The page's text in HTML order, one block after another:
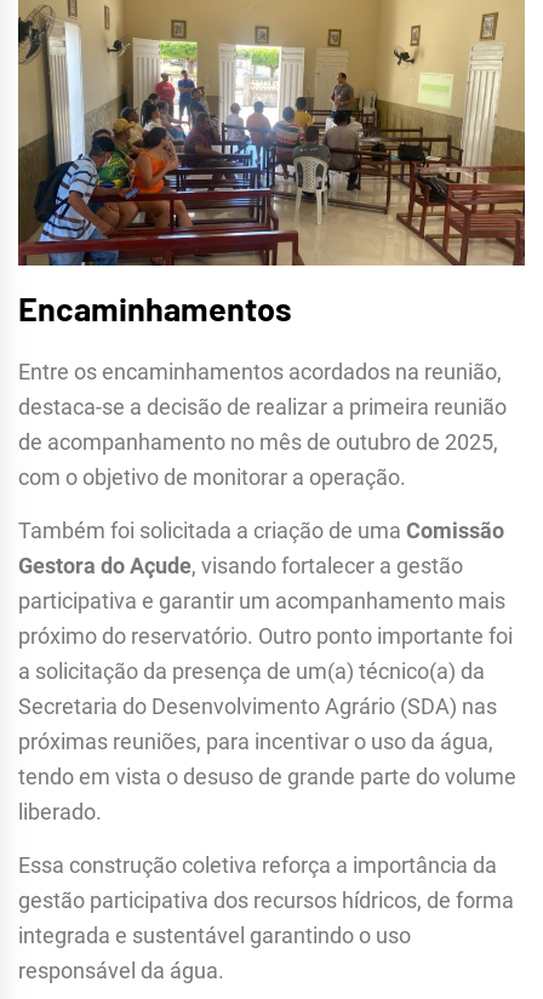
Encaminhamentos
Entre os encaminhamentos acordados na reunião,
destaca-se a decisão de realizar a primeira reunião
de acompanhamento no mês de outubro de 2025,
com o objetivo de monitorar a operação.
Também foi solicitada a criação de uma Comissão
Gestora do Açude, visando fortalecer a gestão
participativa e garantir um acompanhamento mais
próximo do reservatório. Outro ponto importante foi
a solicitação da presença de um(a) técnico(a) da
Secretaria do Desenvolvimento Agrário (SDA) nas
próximas reuniões, para incentivar o uso da água,
tendo em vista o desuso de grande parte do volume
liberado.
Essa construção coletiva reforça a importância da
gestão participativa dos recursos hídricos, de forma
integrada e sustentável garantindo o uso
responsável da água.